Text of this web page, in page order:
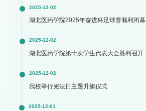
2025-12-02
湖北医药学院2025年奋进杯足球赛顺利闭幕
2025-12-02
湖北医药学院第十次学生代表大会胜利召开
2025-12-02
我校举行宪法日主题升旗仪式
2025-12-01